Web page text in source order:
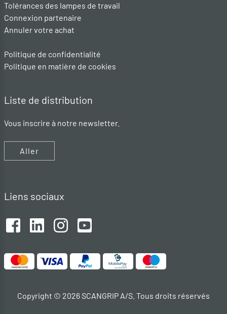
Tolérances des lampes de travail
Connexion partenaire
Annuler votre achat
Politique de confidentialité
Politique en matière de cookies
Liste de distribution
Vous inscrire à notre newsletter.
Aller
Liens sociaux
Copyright © 2026 SCANGRIP A/S. Tous droits réservés